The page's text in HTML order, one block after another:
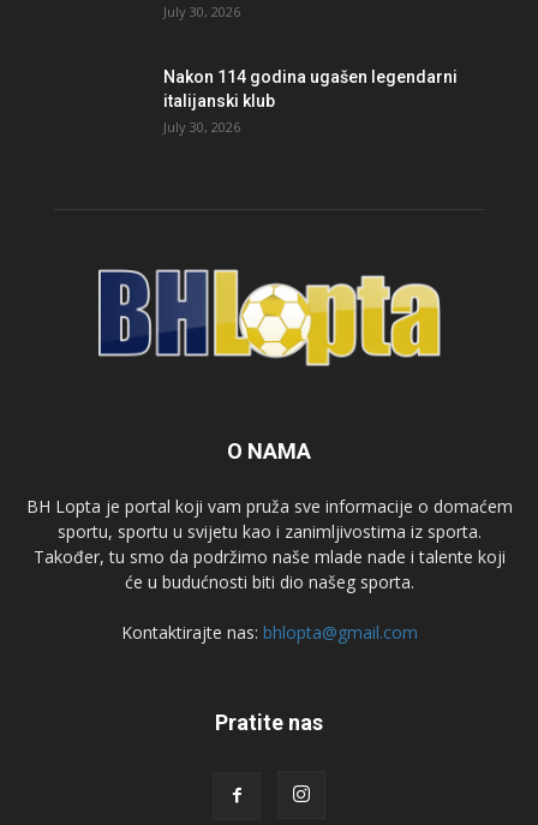
July 30, 2026
Nakon 114 godina ugašen legendarni
italijanski klub
July 30, 2026
O NAMA
BH Lopta je portal koji vam pruža sve informacije o domaćem
sportu, sportu u svijetu kao i zanimljivostima iz sporta.
Također, tu smo da podržimo naše mlade nade i talente koji
će u budućnosti biti dio našeg sporta.
Kontaktirajte nas: bhlopta@gmail.com
Pratite nas